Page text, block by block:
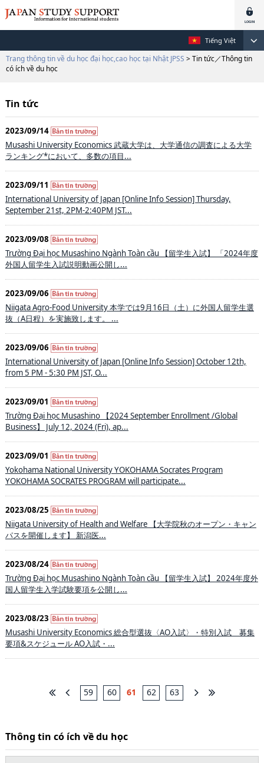
Tiếng Việt
Trang thông tin về du học đại học,cao học tại Nhật JPSS > Tin tức／Thông tin
có ích về du học
Tin tức
2023/09/14
Musashi University Economics 武蔵大学は、大学通信の調査による大学
ランキング*において、多数の項目...
2023/09/11
International University of Japan [Online Info Session] Thursday,
September 21st, 2PM-2:40PM JST...
2023/09/08
Trường Đại học Musashino Ngành Toàn cầu 【留学生入試】 「2024年度
外国人留学生入試説明動画公開し...
2023/09/06
Niigata Agro-Food University 本学では9月16日（土）に外国人留学生選
抜（A日程）を実施致します。 ...
2023/09/06
International University of Japan [Online Info Session] October 12th,
from 5 PM - 5:30 PM JST, O...
2023/09/01
Trường Đại học Musashino 【2024 September Enrollment /Global
Business】 July 12, 2024 (Fri), ap...
2023/09/01
Yokohama National University YOKOHAMA Socrates Program
YOKOHAMA SOCRATES PROGRAM will participate...
2023/08/25
Niigata University of Health and Welfare 【大学院秋のオープン・キャン
パスを開催します】 新潟医...
2023/08/24
Trường Đại học Musashino Ngành Toàn cầu 【留学生入試】 2024年度外
国人留学生入学試験要項を公開し...
2023/08/23
Musashi University Economics 総合型選抜〈AO入試〉・特別入試 募集
要項&スケジュール AO入試・...
59 60 61 62 63
Thông tin có ích về du học